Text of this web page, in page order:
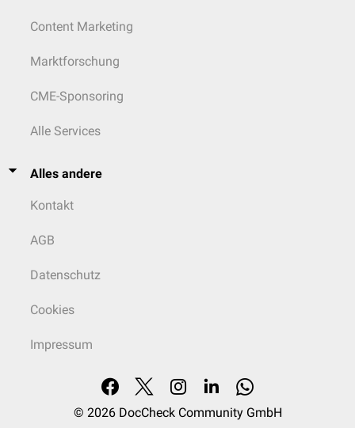
Content Marketing
Marktforschung
CME-Sponsoring
Alle Services
Alles andere
Kontakt
AGB
Datenschutz
Cookies
Impressum
© 2026 DocCheck Community GmbH